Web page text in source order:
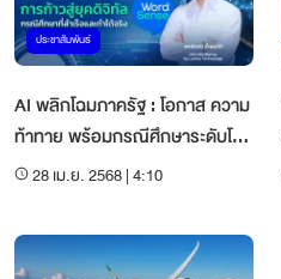
ประชาสัมพันธ์
AI พลิกโฉมภาครัฐ : โอกาส ความ
ท้าทาย พร้อมกรณีศึกษาระดับโลก
ที่สร้างผลกระทบเชิงบวก
28 เม.ย. 2568 | 4:10